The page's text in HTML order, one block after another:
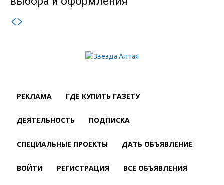
РЕКЛАМА ГДЕ КУПИТЬ ГАЗЕТУ
ДЕЯТЕЛЬНОСТЬ ПОДПИСКА
СПЕЦИАЛЬНЫЕ ПРОЕКТЫ ДАТЬ ОБЪЯВЛЕНИЕ
ВОЙТИ РЕГИСТРАЦИЯ ВСЕ ОБЪЯВЛЕНИЯ